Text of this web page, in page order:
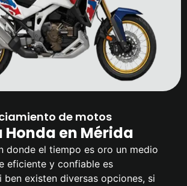
de motos
Honda en Mérida
donde el tiempo es oro un medio
eficiente y confiable es
ben existen diversas opciones, si